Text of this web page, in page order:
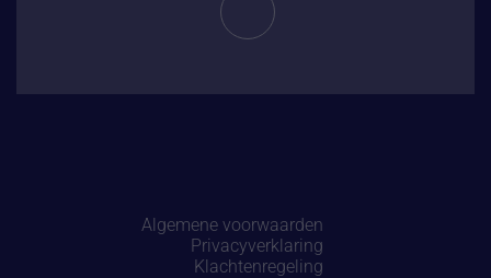
Algemene voorwaarden
Privacyverklaring
Klachtenregeling